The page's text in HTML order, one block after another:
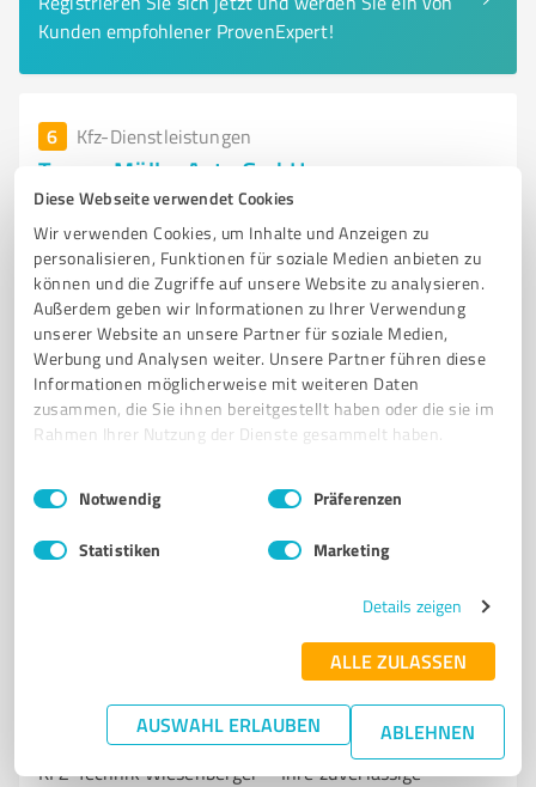
Diese Webseite verwendet Cookies
Wir verwenden Cookies, um Inhalte und Anzeigen zu
personalisieren, Funktionen für soziale Medien anbieten zu
können und die Zugriffe auf unsere Website zu analysieren.
Außerdem geben wir Informationen zu Ihrer Verwendung
unserer Website an unsere Partner für soziale Medien,
Werbung und Analysen weiter. Unsere Partner führen diese
Informationen möglicherweise mit weiteren Daten
zusammen, die Sie ihnen bereitgestellt haben oder die sie im
Rahmen Ihrer Nutzung der Dienste gesammelt haben.
Impressum Datenschutzbestimmungen
Einwilligungsauswahl
Notwendig Präferenzen
Statistiken Marketing
Details zeigen
ALLE ZULASSEN
AUSWAHL ERLAUBEN ABLEHNEN
Kunden empfohlener ProvenExpert!
6 Kfz-Dienstleistungen
Tempo Müller Auto GmbH
Autofachwerkstatt in München für Inspektion,
Reparatur und Fahrzeugpflege
AUTOFACHWERKSTATT KFZ-DIENSTLEISTUNGEN INSPEKTION
ÖLWECHSEL UNFALLINSTANDSETZUNG BREMSENSERVICE
KUNDENBERATUNG
TERMINTREUE FAHRZEUGAUFBEREITUNG
Adi-Maislinger-Straße 9, 81373 München
tempo-mueller.de/
4,70 / 5,00
Kfz-Dienstleistungen
KFZ-Technik Wiesenberger München
KFZ-Technik Wiesenberger – Ihre zuverlässige